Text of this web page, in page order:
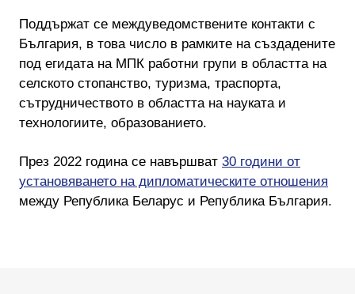
Поддържат се междуведомствените контакти с
България, в това число в рамките на създадените
под егидата на МПК работни групи в областта на
селското стопанство, туризма, траспорта,
сътрудничеството в областта на науката и
технологиите, образованието.
През 2022 година се навършват 30 години от
установяването на дипломатическите отношения
между Република Беларус и Република България.